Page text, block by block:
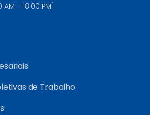
– 18:00 PM]
de Trabalho